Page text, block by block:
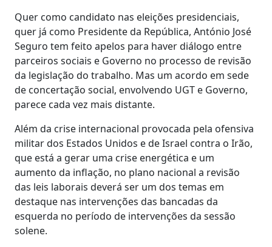
Quer como candidato nas eleições presidenciais,
quer já como Presidente da República, António José
Seguro tem feito apelos para haver diálogo entre
parceiros sociais e Governo no processo de revisão
da legislação do trabalho. Mas um acordo em sede
de concertação social, envolvendo UGT e Governo,
parece cada vez mais distante.
Além da crise internacional provocada pela ofensiva
militar dos Estados Unidos e de Israel contra o Irão,
que está a gerar uma crise energética e um
aumento da inflação, no plano nacional a revisão
das leis laborais deverá ser um dos temas em
destaque nas intervenções das bancadas da
esquerda no período de intervenções da sessão
solene.